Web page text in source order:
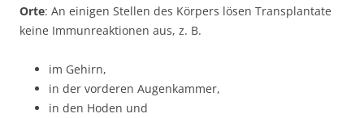
Orte: An einigen Stellen des Körpers lösen Transplantate
keine Immunreaktionen aus, z. B.
im Gehirn,
in der vorderen Augenkammer,
in den Hoden und